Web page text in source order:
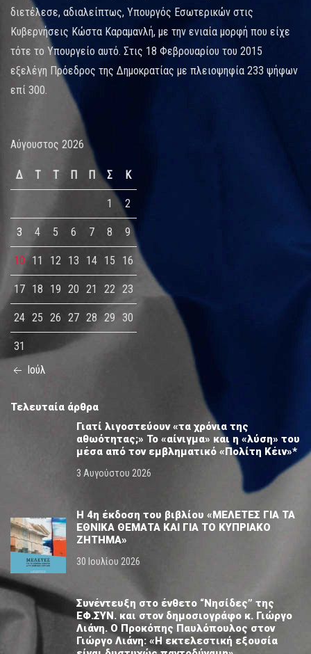
διετέλεσε, αδιαλείπτως, Υπουργός Εσωτερικών στις
Κυβερνήσεις Κώστα Καραμανλή, με την ενιαία μορφή που είχε
τότε το Υπουργείο αυτό. Στις 18 Φεβρουαρίου του 2015
εξελέγη Πρόεδρος της Δημοκρατίας με πλειοψηφία 233 ψήφων
επί 300.
Αύγουστος 2026
Δ Τ Τ Π Π Σ Κ
1 2
3 4 5 6 7 8 9
10 11 12 13 14 15 16
17 18 19 20 21 22 23
24 25 26 27 28 29 30
31
Ιούλ
Τελευταία άρθρα
Γιατί λιγοστεύουν «τα χρόνια της
αθωότητας;» Το «αίνιγμα» και η «λύση» του
μέσα από τον εμβληματικό «Πολίτη Κέιν»*
3 Αυγούστου 2026
Η 4η έκδοση του βιβλίου «ΜΕΛΕΤΕΣ ΓΙΑ ΤΑ
ΕΘΝΙΚΑ ΘΕΜΑΤΑ ΚΑΙ ΓΙΑ ΤΟ ΚΥΠΡΙΑΚΟ
ΖΗΤΗΜΑ»
30 Ιουλίου 2026
Συνέντευξη στο ένθετο “Νησίδες” της
ΕΦ.ΣΥΝ. και στον δημοσιογράφο κ. Γιώργο
Λιάνη. Ο Προκόπης Παυλόπουλος στον
Γιώργο Λιάνη: «Η εκτελεστική εξουσία